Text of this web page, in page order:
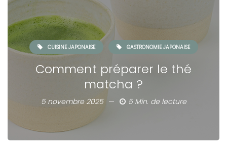
CUISINE JAPONAISE GASTRONOMIE JAPONAISE
Comment préparer le thé
matcha ?
5 novembre 2025 5 Min. de lecture